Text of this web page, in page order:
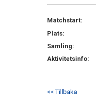
Matchstart:
Plats:
Samling:
Aktivitetsinfo:
<< Tillbaka